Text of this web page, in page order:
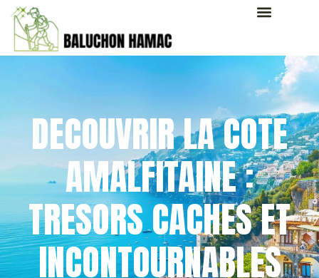
DECOUVRIR LA COTE
AMALFITAINE :
TRESORS CACHES ET
INCONTOURNABLES